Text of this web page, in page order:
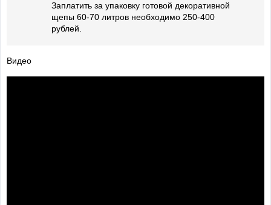
Заплатить за упаковку готовой декоративной
щепы 60-70 литров необходимо 250-400
рублей.
Видео